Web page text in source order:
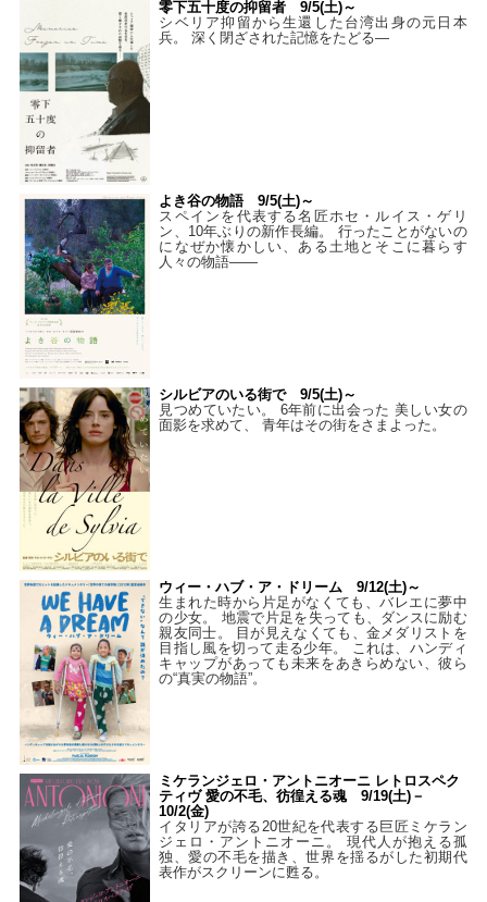
零下五十度の抑留者 9/5(土)～
シベリア抑留から生還した台湾出身の元日本
兵。 深く閉ざされた記憶をたどる—
よき谷の物語 9/5(土)～
スペインを代表する名匠ホセ・ルイス・ゲリ
ン、10年ぶりの新作長編。 行ったことがないの
になぜか懐かしい、ある土地とそこに暮らす
人々の物語――
シルビアのいる街で 9/5(土)～
見つめていたい。 6年前に出会った 美しい女の
面影を求めて、 青年はその街をさまよった。
ウィー・ハブ・ア・ドリーム 9/12(土)～
生まれた時から片足がなくても、バレエに夢中
の少女。 地震で片足を失っても、ダンスに励む
親友同士。 目が見えなくても、金メダリストを
目指し風を切って走る少年。 これは、ハンディ
キャップがあっても未来をあきらめない、彼ら
の“真実の物語”。
ミケランジェロ・アントニオーニ レトロスペク
ティヴ 愛の不毛、彷徨える魂 9/19(土)－
10/2(金)
イタリアが誇る20世紀を代表する巨匠ミケラン
ジェロ・アントニオーニ。 現代人が抱える孤
独、愛の不毛を描き、世界を揺るがした初期代
表作がスクリーンに甦る。